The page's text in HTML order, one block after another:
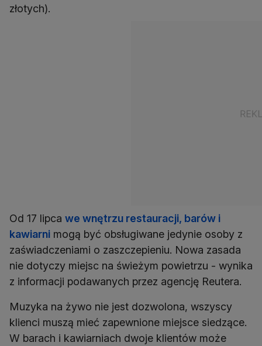
złotych).
Od 17 lipca we wnętrzu restauracji, barów i
kawiarni mogą być obsługiwane jedynie osoby z
zaświadczeniami o zaszczepieniu. Nowa zasada
nie dotyczy miejsc na świeżym powietrzu - wynika
z informacji podawanych przez agencję Reutera.
Muzyka na żywo nie jest dozwolona, wszyscy
klienci muszą mieć zapewnione miejsce siedzące.
W barach i kawiarniach dwoje klientów może